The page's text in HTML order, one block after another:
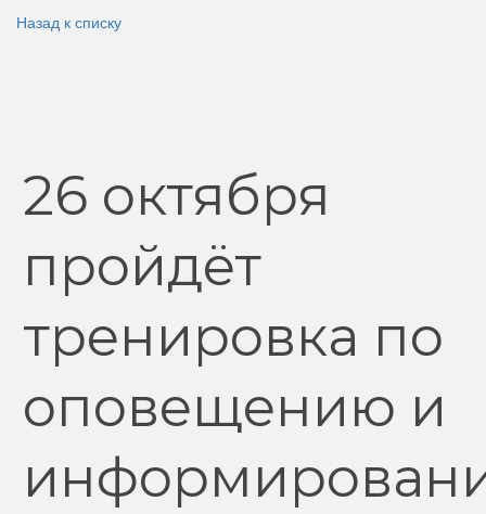
Назад к списку
26 октября
пройдёт
тренировка по
оповещению и